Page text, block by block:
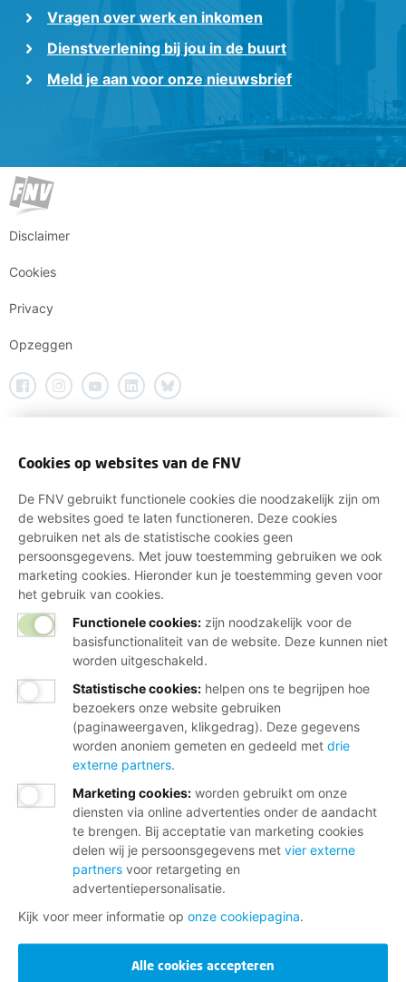
Vragen over werk en inkomen
Dienstverlening bij jou in de buurt
Meld je aan voor onze nieuwsbrief
Disclaimer
Cookies
Privacy
Opzeggen
Cookies op websites van de FNV
De FNV gebruikt functionele cookies die noodzakelijk zijn om
de websites goed te laten functioneren. Deze cookies
gebruiken net als de statistische cookies geen
persoonsgegevens. Met jouw toestemming gebruiken we ook
marketing cookies. Hieronder kun je toestemming geven voor
het gebruik van cookies.
Functionele cookies: zijn noodzakelijk voor de
basisfunctionaliteit van de website. Deze kunnen niet
worden uitgeschakeld.
Statistische cookies: helpen ons te begrijpen hoe
bezoekers onze website gebruiken
(paginaweergaven, klikgedrag). Deze gegevens
worden anoniem gemeten en gedeeld met drie
externe partners.
Marketing cookies: worden gebruikt om onze
diensten via online advertenties onder de aandacht
te brengen. Bij acceptatie van marketing cookies
delen wij je persoonsgegevens met vier externe
partners voor retargeting en
advertentiepersonalisatie.
Kijk voor meer informatie op onze cookiepagina.
Alle cookies accepteren